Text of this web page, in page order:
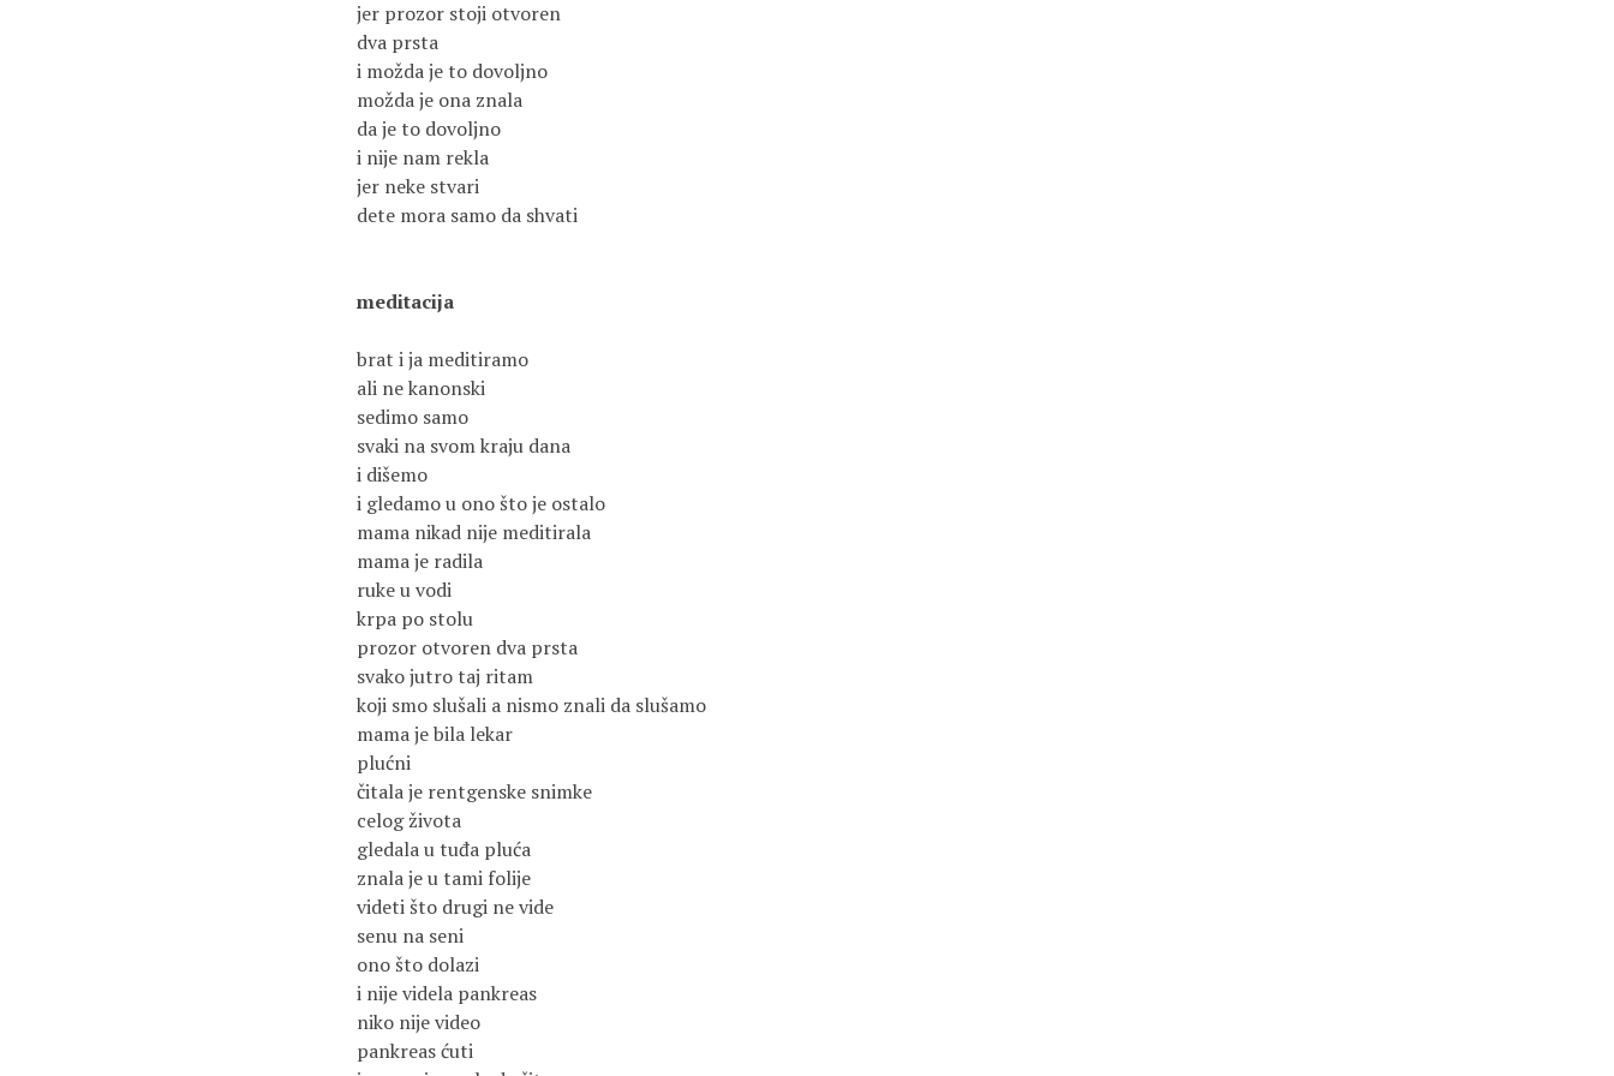
jer prozor stoji otvoren
dva prsta
i možda je to dovoljno
možda je ona znala
da je to dovoljno
i nije nam rekla
jer neke stvari
dete mora samo da shvati
meditacija
brat i ja meditiramo
ali ne kanonski
sedimo samo
svaki na svom kraju dana
i dišemo
i gledamo u ono što je ostalo
mama nikad nije meditirala
mama je radila
ruke u vodi
krpa po stolu
prozor otvoren dva prsta
svako jutro taj ritam
koji smo slušali a nismo znali da slušamo
mama je bila lekar
plućni
čitala je rentgenske snimke
celog života
gledala u tuđa pluća
znala je u tami folije
videti što drugi ne vide
senu na seni
ono što dolazi
i nije videla pankreas
niko nije video
pankreas ćuti